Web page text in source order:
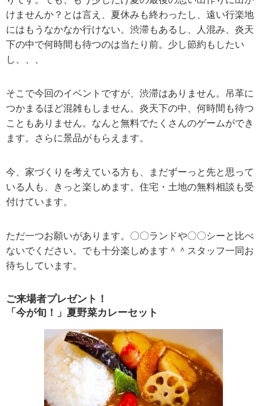
けませんか？とは言え、夏休みも終わったし、遠い行楽地
にはもうなかなか行けない。渋滞もあるし、人混み、炎天
下の中で何時間も待つのは当たり前。少し節約もしたい
し、、、
そこで今回のイベントですが、渋滞はありません。吊革に
つかまるほど混雑もしません。炎天下の中、何時間も待つ
こともありません。なんと無料でたくさんのゲームができ
ます。さらに景品がもらえます。
今、家づくりを考えている方も、まだずーっと先と思って
いる人も、きっと楽しめます。住宅・土地の無料相談も受
付けています。
ただ一つお願いがあります。〇〇ランドや〇〇シーと比べ
ないでください。でも十分楽しめます＾＾スタッフ一同お
待ちしています。
ご来場者プレゼント！
「今が旬！」夏野菜カレーセット